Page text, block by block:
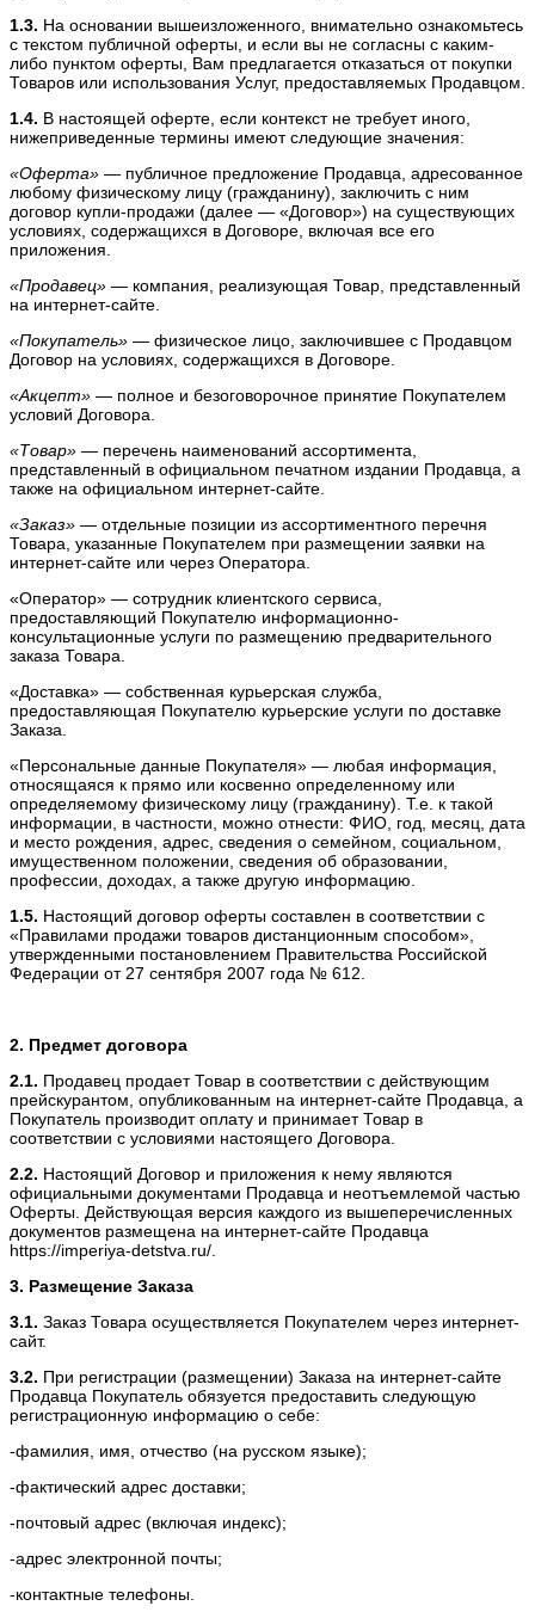
1.3. На основании вышеизложенного, внимательно ознакомьтесь
с текстом публичной оферты, и если вы не согласны с каким-
либо пунктом оферты, Вам предлагается отказаться от покупки
Товаров или использования Услуг, предоставляемых Продавцом.
1.4. В настоящей оферте, если контекст не требует иного,
нижеприведенные термины имеют следующие значения:
«Оферта» — публичное предложение Продавца, адресованное
любому физическому лицу (гражданину), заключить с ним
договор купли-продажи (далее — «Договор») на существующих
условиях, содержащихся в Договоре, включая все его
приложения.
«Продавец» — компания, реализующая Товар, представленный
на интернет-сайте.
«Покупатель» — физическое лицо, заключившее с Продавцом
Договор на условиях, содержащихся в Договоре.
«Акцепт» — полное и безоговорочное принятие Покупателем
условий Договора.
«Товар» — перечень наименований ассортимента,
представленный в официальном печатном издании Продавца, а
также на официальном интернет-сайте.
«Заказ» — отдельные позиции из ассортиментного перечня
Товара, указанные Покупателем при размещении заявки на
интернет-сайте или через Оператора.
«Оператор» — сотрудник клиентского сервиса,
предоставляющий Покупателю информационно-
консультационные услуги по размещению предварительного
заказа Товара.
«Доставка» — собственная курьерская служба,
предоставляющая Покупателю курьерские услуги по доставке
Заказа.
«Персональные данные Покупателя» — любая информация,
относящаяся к прямо или косвенно определенному или
определяемому физическому лицу (гражданину). Т.е. к такой
информации, в частности, можно отнести: ФИО, год, месяц, дата
и место рождения, адрес, сведения о семейном, социальном,
имущественном положении, сведения об образовании,
профессии, доходах, а также другую информацию.
1.5. Настоящий договор оферты составлен в соответствии с
«Правилами продажи товаров дистанционным способом»,
утвержденными постановлением Правительства Российской
Федерации от 27 сентября 2007 года № 612.
2. Предмет договора
2.1. Продавец продает Товар в соответствии с действующим
прейскурантом, опубликованным на интернет-сайте Продавца, а
Покупатель производит оплату и принимает Товар в
соответствии с условиями настоящего Договора.
2.2. Настоящий Договор и приложения к нему являются
официальными документами Продавца и неотъемлемой частью
Оферты. Действующая версия каждого из вышеперечисленных
документов размещена на интернет-сайте Продавца
https://imperiya-detstva.ru/.
3. Размещение Заказа
3.1. Заказ Товара осуществляется Покупателем через интернет-
сайт.
3.2. При регистрации (размещении) Заказа на интернет-сайте
Продавца Покупатель обязуется предоставить следующую
регистрационную информацию о себе:
-фамилия, имя, отчество (на русском языке);
-фактический адрес доставки;
-почтовый адрес (включая индекс);
-адрес электронной почты;
-контактные телефоны.